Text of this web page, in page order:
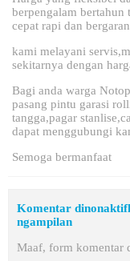
berpengalam
cepat rapi dan
kami melayani
sekitarnya dengan
Bagi anda warga
pasang pintu garasi
tangga,pagar
dapat menggubungi
Semoga bermanfaat
Komentar
ngampilan
Maaf, form komentar